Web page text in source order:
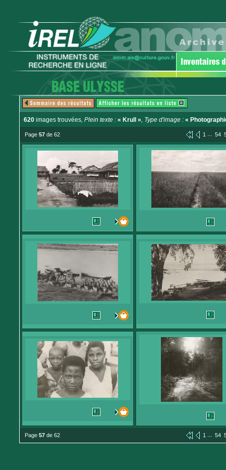
620 images trouvées, Plein texte : « Krull », Type d'image : «
Page 57 de 62 1 ... 54
Page 57 de 62 1 ... 54